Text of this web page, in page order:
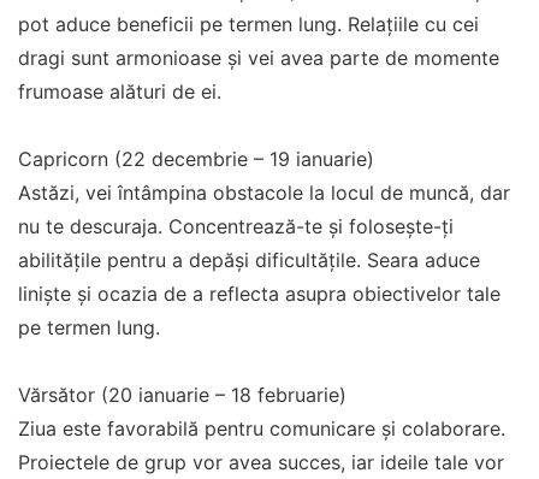
pot aduce beneficii pe termen lung. Relațiile cu cei
dragi sunt armonioase și vei avea parte de momente
frumoase alături de ei.
Capricorn (22 decembrie – 19 ianuarie)
Astăzi, vei întâmpina obstacole la locul de muncă, dar
nu te descuraja. Concentrează-te și folosește-ți
abilitățile pentru a depăși dificultățile. Seara aduce
liniște și ocazia de a reflecta asupra obiectivelor tale
pe termen lung.
Vărsător (20 ianuarie – 18 februarie)
Ziua este favorabilă pentru comunicare și colaborare.
Proiectele de grup vor avea succes, iar ideile tale vor